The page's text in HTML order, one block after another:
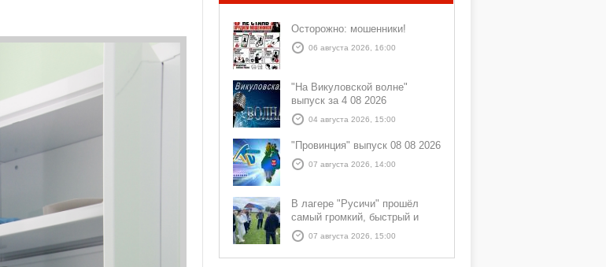
Осторожно: мошенники!
06 августа 2026, 16:00
"На Викуловской волне"
выпуск за 4 08 2026
04 августа 2026, 15:00
"Провинция" выпуск 08 08 2026
07 августа 2026, 14:00
В лагере "Русичи" прошёл
самый громкий, быстрый и
азартный час дня — Спортчас
07 августа 2026, 15:00